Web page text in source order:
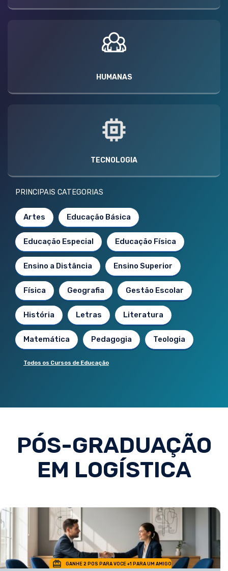
HUMANAS
TECNOLOGIA
PRINCIPAIS CATEGORIAS
Artes Educação Básica
Educação Especial Educação Física
Ensino a Distância Ensino Superior
Física Geografia Gestão Escolar
História Letras Literatura
Matemática Pedagogia Teologia
Todos os Cursos de Educação
PÓS-GRADUAÇÃO
EM LOGÍSTICA
GANHE 2 POS PARA VOCE +1 PARA UM AMIGO